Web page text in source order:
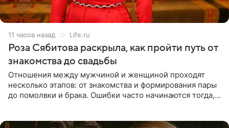
11 часов назад Life.ru
Роза Сябитова раскрыла, как пройти путь от
знакомства до свадьбы
Отношения между мужчиной и женщиной проходят
несколько этапов: от знакомства и формирования пары
до помолвки и брака. Ошибки часто начинаются тогда,